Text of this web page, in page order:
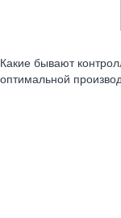
Какие бывают
оптимальной